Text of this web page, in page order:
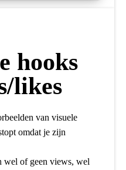
hooks
likes
van visuele
omdat je zijn
wel of geen views, wel